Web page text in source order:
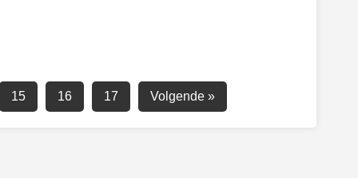
15 16 17 Volgende »